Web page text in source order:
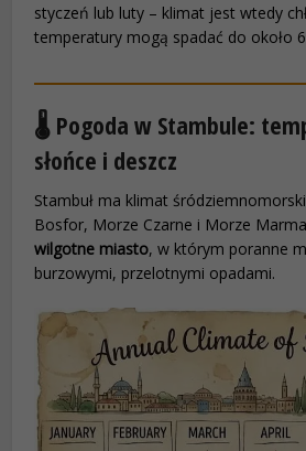
styczeń lub luty – klimat jest wtedy
temperatury mogą spadać do około
🌡️ Pogoda w Stambule:
słońce i deszcz
Stambuł ma klimat
Bosfor, Morze Czarne i Morze
wilgotne miasto, w którym poranne
burzowymi, przelotnymi opadami.